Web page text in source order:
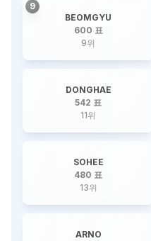
9
BEOMGYU
600 표
9위
DONGHAE
542 표
11위
SOHEE
480 표
13위
ARNO